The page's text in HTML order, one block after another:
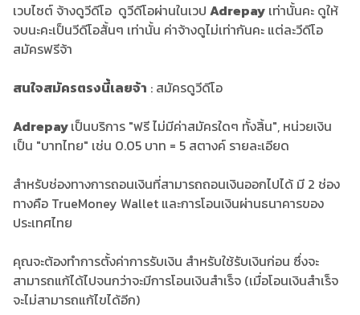
เวบไซต์ จ้างดูวีดีโอ ดูวีดีโอผ่านในเวป Adrepay เท่านั้นคะ ดูให้
จบนะคะเป็นวีดีโอสั้นๆ เท่านั้น ค่าจ้างดูไม่เท่ากันคะ แต่ละวีดีโอ
สมัครฟรีจ้า
สนใจสมัครตรงนี้เลยจ้า : สมัครดูวีดีโอ
Adrepayเป็นบริการ "ฟรี ไม่มีค่าสมัครใดๆ ทั้งสิ้น", หน่วยเงิน
เป็น "บาทไทย" เช่น 0.05 บาท = 5 สตางค์ รายละเอียด
สำหรับช่องทางการถอนเงินที่สามารถถอนเงินออกไปได้ มี 2 ช่อง
ทางคือ TrueMoney Wallet และการโอนเงินผ่านธนาคารของ
ประเทศไทย
คุณจะต้องทำการตั้งค่าการรับเงิน สำหรับใช้รับเงินก่อน ซึ่งจะ
สามารถแก้ได้ไปจนกว่าจะมีการโอนเงินสำเร็จ (เมื่อโอนเงินสำเร็จ
จะไม่สามารถแก้ไขได้อีก)